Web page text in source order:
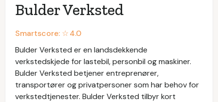
Bulder Verksted
Smartscore: ☆4.0
Bulder Verksted er en landsdekkende
verkstedskjede for lastebil, personbil og maskiner.
Bulder Verksted betjener entreprenører,
transportører og privatpersoner som har behov for
verkstedtjenester. Bulder Verksted tilbyr kort